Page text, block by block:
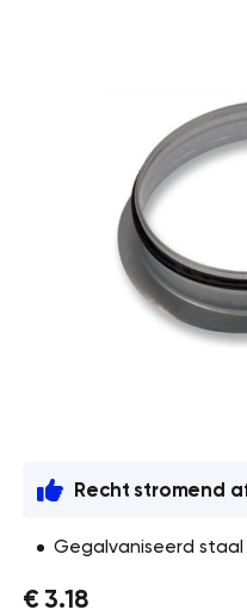
Recht stromend
Gegalvaniseerd staal
€ 3.18